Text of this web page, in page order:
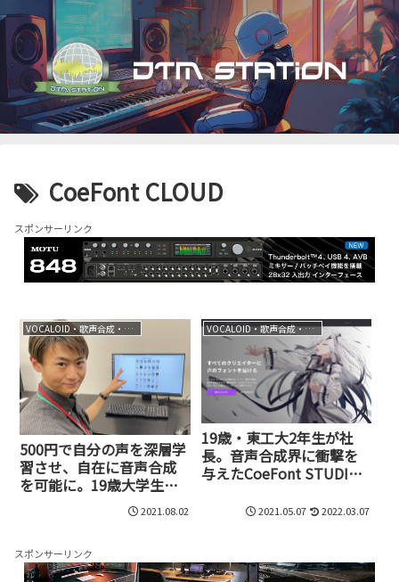
CoeFont CLOUD
スポンサーリンク
VOCALOID・歌声合成・音声合成
500円で自分の声を深層学
習させ、自在に音声合成
を可能に。19歳大学生社
長が開発したCoeFont2021.08.02
VOCALOID・歌声合成・音声合成
19歳・東工大2年生が社
長。音声合成界に衝撃を
与えたCoeFont STUDIO
2021.05.07 2022.03.07
スポンサーリンク